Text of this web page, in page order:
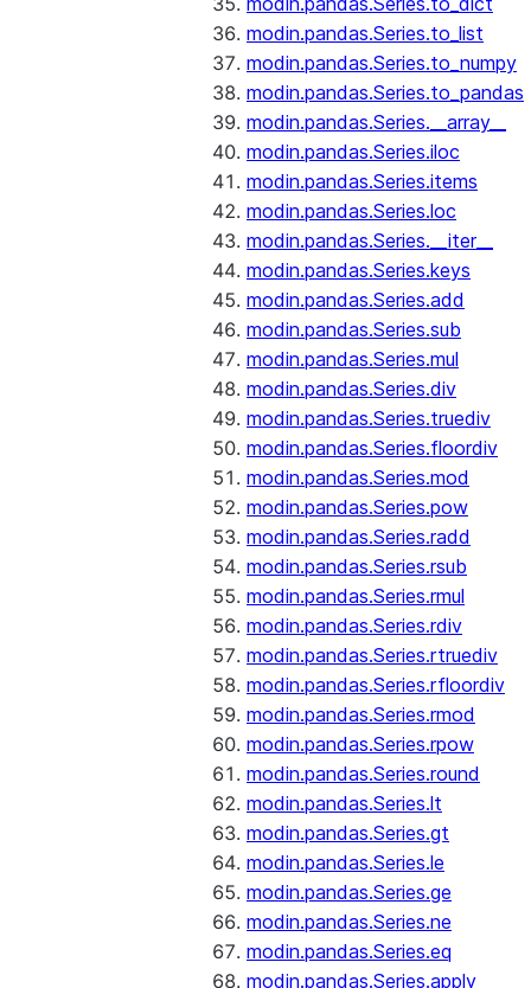
modin.pandas.Series.to_list
modin.pandas.Series.to_numpy
modin.pandas.Series.to_pandas
modin.pandas.Series.__array__
modin.pandas.Series.iloc
modin.pandas.Series.items
modin.pandas.Series.loc
modin.pandas.Series.__iter__
modin.pandas.Series.keys
modin.pandas.Series.add
modin.pandas.Series.sub
modin.pandas.Series.mul
modin.pandas.Series.div
modin.pandas.Series.truediv
modin.pandas.Series.floordiv
modin.pandas.Series.mod
modin.pandas.Series.pow
modin.pandas.Series.radd
modin.pandas.Series.rsub
modin.pandas.Series.rmul
modin.pandas.Series.rdiv
modin.pandas.Series.rtruediv
modin.pandas.Series.rfloordiv
modin.pandas.Series.rmod
modin.pandas.Series.rpow
modin.pandas.Series.round
modin.pandas.Series.lt
modin.pandas.Series.gt
modin.pandas.Series.le
modin.pandas.Series.ge
modin.pandas.Series.ne
modin.pandas.Series.eq
modin.pandas.Series.apply